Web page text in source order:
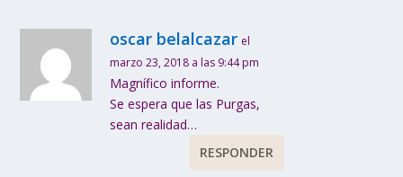
oscar belalcazar el
marzo 23, 2018 a las 9:44 pm
Magnífico informe.
Se espera que las Purgas,
sean realidad…
RESPONDER